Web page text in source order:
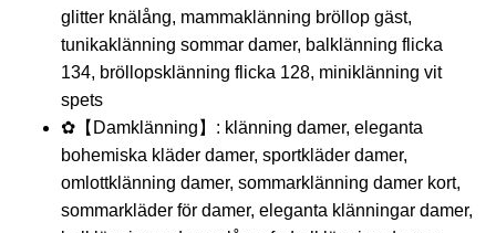
glitter knälång, mammaklänning bröllop gäst,
tunikaklänning sommar damer, balklänning flicka
134, bröllopsklänning flicka 128, miniklänning vit
spets
✿【Damklänning】: klänning damer, eleganta
bohemiska kläder damer, sportkläder damer,
omlottklänning damer, sommarklänning damer kort,
sommarkläder för damer, eleganta klänningar damer,